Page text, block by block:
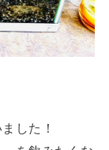
した！